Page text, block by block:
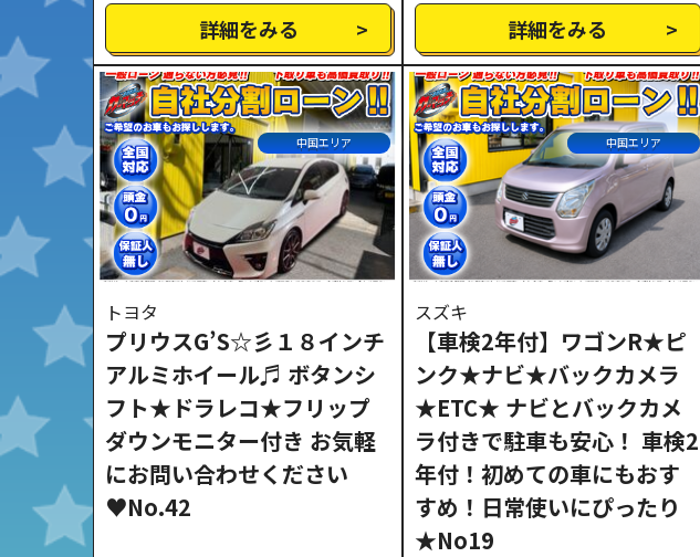
詳細をみる 詳細をみる
中国エリア
トヨタ
プリウスG’S☆彡１８インチ
アルミホイール♬ ボタンシ
フト★ドラレコ★フリップ
ダウンモニター付き お気軽
にお問い合わせください
♥No.42
中国エリア
スズキ
【車検2年付】ワゴンR★ピ
ンク★ナビ★バックカメラ
★ETC★ ナビとバックカメ
ラ付きで駐車も安心！ 車検2
年付！初めての車にもおす
すめ！日常使いにぴったり
★No19